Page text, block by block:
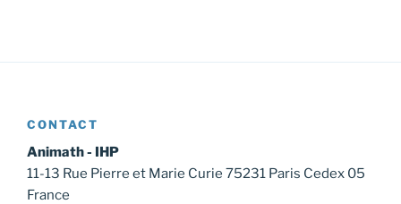
CONTACT
Animath - IHP
11-13 Rue Pierre et Marie Curie 75231 Paris Cedex 05
France